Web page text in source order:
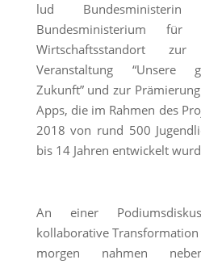
lud
Bundesministerium für
Wirtschaftsstandort
Veranstaltung “Unsere
Zukunft” und zur
Apps, die im Rahmen des
2018 von rund 500
bis 14 Jahren entwickelt
An einer
kollaborative
morgen nahmen